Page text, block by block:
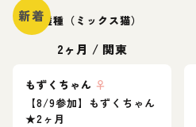
新着雑種（ミックス猫）
2ヶ月 / 関東
もずくちゃん ♀
【8/9参加】もずくちゃん
★2ヶ月